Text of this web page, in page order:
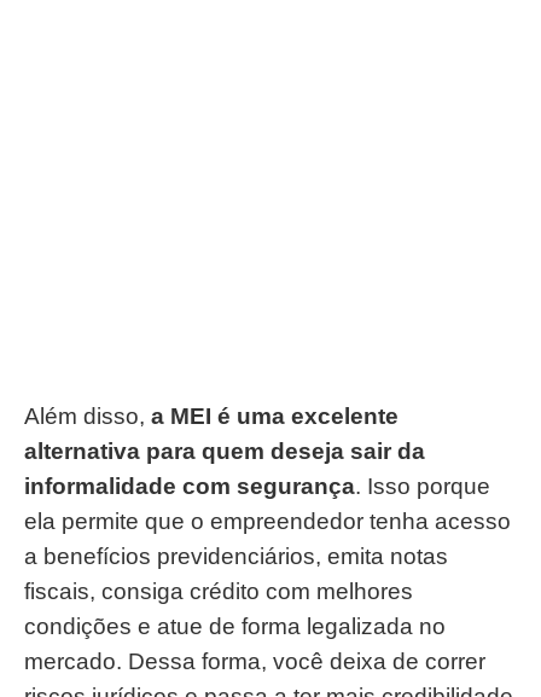
Além disso, a MEI é uma excelente
alternativa para quem deseja sair da
informalidade com segurança. Isso porque
ela permite que o empreendedor tenha acesso
a benefícios previdenciários, emita notas
fiscais, consiga crédito com melhores
condições e atue de forma legalizada no
mercado. Dessa forma, você deixa de correr